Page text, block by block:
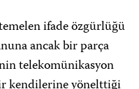
ifade özgürlüğü
ancak bir parça
telekomünikasyon